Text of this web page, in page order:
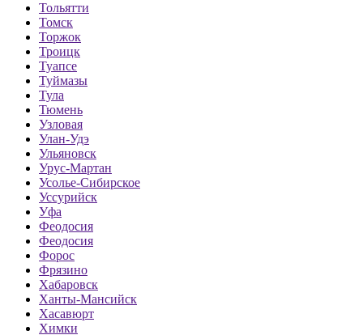
Тольятти
Томск
Торжок
Троицк
Туапсе
Туймазы
Тула
Тюмень
Узловая
Улан-Удэ
Ульяновск
Урус-Мартан
Усолье-Сибирское
Уссурийск
Уфа
Феодосия
Феодосия
Форос
Фрязино
Хабаровск
Ханты-Мансийск
Хасавюрт
Химки